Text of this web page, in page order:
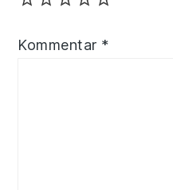
Kommentar *